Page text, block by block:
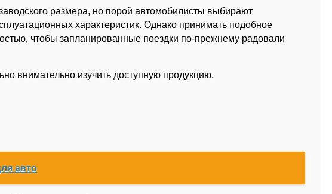
размера, но порой автомобилисты выбирают
характеристик. Однако принимать подобное
чтобы запланированные поездки по-прежнему радовали
внимательно изучить доступную продукцию.
авто